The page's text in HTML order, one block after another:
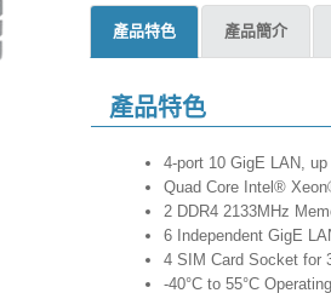
產品特色 產品簡介
產品特色
4-port 10 GigE LAN,
Quad Core Intel®
2 DDR4 2133MHz
6 Independent GigE
4 SIM Card Socket for
-40°C to 55°C